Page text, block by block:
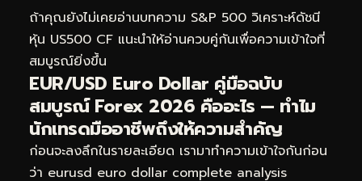
ถ้าคุณยังไม่เคยอ่านบทความ S&P 500 วิเคราะห์ดัชนี
หุ้น US500 CF แนะนำให้อ่านควบคู่กันเพื่อความเข้าใจที่
สมบูรณ์ยิ่งขึ้น
EUR/USD Euro Dollar คู่มือฉบับ
สมบูรณ์ Forex 2026 คืออะไร — ทำไม
นักเทรดมืออาชีพถึงให้ความสำคัญ
ก่อนจะลงลึกในรายละเอียด เรามาทำความเข้าใจกันก่อน
ว่า eurusd euro dollar complete analysis